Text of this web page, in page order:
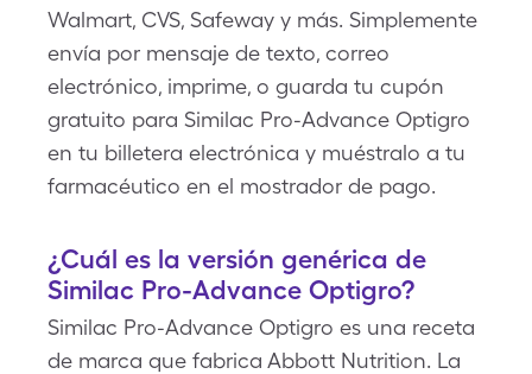
Walmart, CVS, Safeway y más. Simplemente
envía por mensaje de texto, correo
electrónico, imprime, o guarda tu cupón
gratuito para Similac Pro-Advance Optigro
en tu billetera electrónica y muéstralo a tu
farmacéutico en el mostrador de pago.
¿Cuál es la versión genérica de
Similac Pro-Advance Optigro?
Similac Pro-Advance Optigro es una receta
de marca que fabrica Abbott Nutrition. La